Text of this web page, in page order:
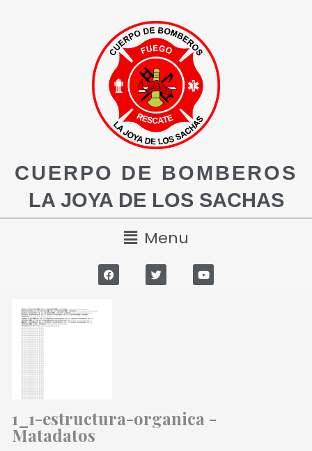
CUERPO DE BOMBEROS
LA JOYA DE LOS SACHAS
Menu
1_1-estructura-organica -
Matadatos